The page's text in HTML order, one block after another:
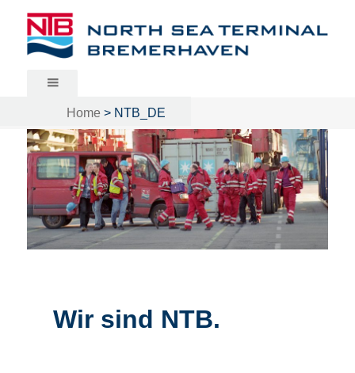
North Sea Terminal Bremerhaven
Home > NTB_DE
Wir sind NTB.